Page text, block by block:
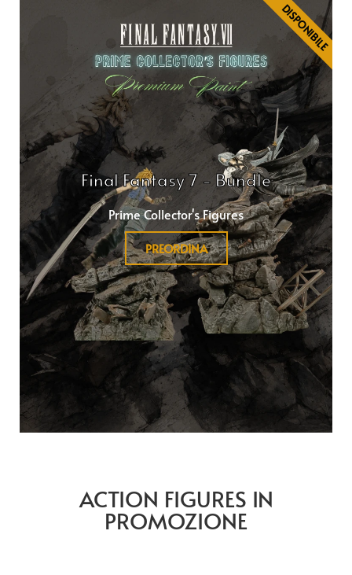
Final Fantasy 7 - Bundle
Prime Collector's Figures
PREORDINA
DISPONIBILE
ACTION FIGURES IN
PROMOZIONE